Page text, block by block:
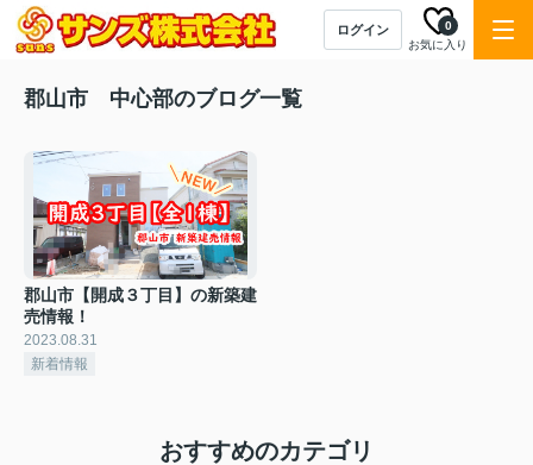
ログイン
お気に入り
0
郡山市 中心部のブログ一覧
郡山市【開成３丁目】の新築建
売情報！
2023.08.31
新着情報
おすすめのカテゴリ